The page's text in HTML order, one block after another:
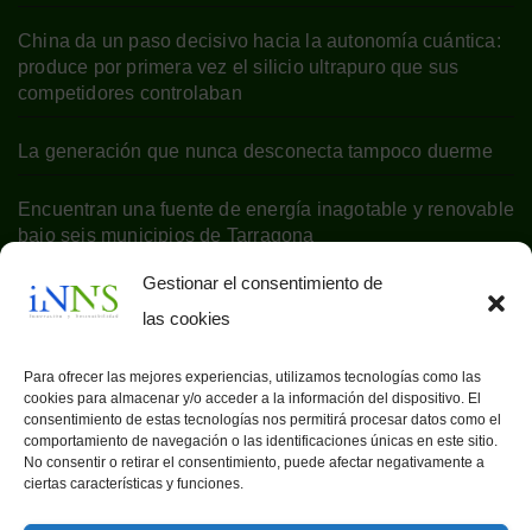
Gestionar el consentimiento de
las cookies
Para ofrecer las mejores experiencias, utilizamos tecnologías como las
cookies para almacenar y/o acceder a la información del dispositivo. El
consentimiento de estas tecnologías nos permitirá procesar datos como el
comportamiento de navegación o las identificaciones únicas en este sitio.
No consentir o retirar el consentimiento, puede afectar negativamente a
ciertas características y funciones.
China da un paso decisivo hacia la autonomía cuántica:
produce por primera vez el silicio ultrapuro que sus
competidores controlaban
La generación que nunca desconecta tampoco duerme
Encuentran una fuente de energía inagotable y renovable
bajo seis municipios de Tarragona